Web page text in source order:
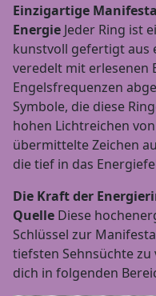
Einzigartige
Energie Jeder Ring ist
kunstvoll gefertigt aus
veredelt mit erlesenen
Engelsfrequenzen
Symbole, die diese
hohen Lichtreichen
übermittelte Zeichen
die tief in das
Die Kraft der
Quelle Diese
Schlüssel zur
tiefsten Sehnsüchte
dich in folgenden